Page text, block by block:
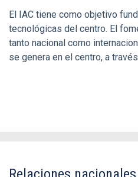
El IAC tiene como objetivo
tecnológicas del centro. El
tanto nacional como
se genera en el centro, a